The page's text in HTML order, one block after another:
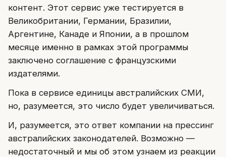
контент. Этот сервис уже тестируется в
Великобритании, Германии, Бразилии,
Аргентине, Канаде и Японии, а в прошлом
месяце именно в рамках этой программы
заключено соглашение с французскими
издателями.
Пока в сервисе единицы австралийских СМИ,
но, разумеется, это число будет увеличиваться.
И, разумеется, это ответ компании на прессинг
австралийских законодателей. Возможно —
недостаточный и мы об этом узнаем из реакции